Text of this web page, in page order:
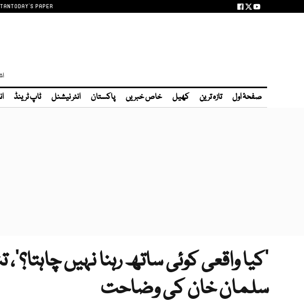
TODAY'S PAPER
صفحۂ اول تازہ ترین کھیل خاص خبریں پاکستان انٹر نیشنل ٹاپ ٹرینڈ
’کیا واقعی کوئی ساتھ رہنا نہیں
سلمان خان کی وضاحت